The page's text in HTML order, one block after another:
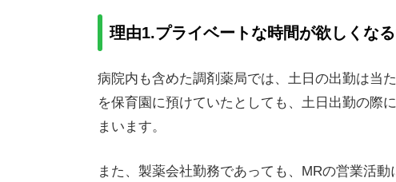
3-3.出産育児一時金とは？
3-4.出産手当金とは？
理由1.プライベートな時間が欲しくな
病院内も含めた調剤薬局では、土日の出勤は当
を保育園に預けていたとしても、土日出勤の際
まいます。
また、製薬会社勤務であっても、MRの営業活